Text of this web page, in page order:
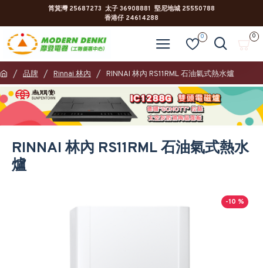
筲箕灣 25687273 太子 36908881 堅尼地城 25550788
香港仔 24614288
0 0
品牌 Rinnai 林內 RINNAI 林內 RS11RML 石油氣式熱水爐
RINNAI 林內 RS11RML 石油氣式熱水
爐
-10 %